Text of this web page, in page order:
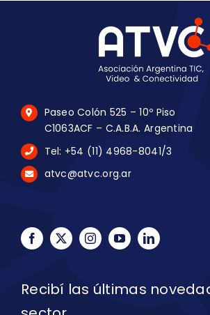
Paseo Colón 525 – 10º Piso
C1063ACF – C.A.B.A. Argentina
Tel: +54 (11) 4968-8041/3
atvc@atvc.org.ar
Recibí las últimas